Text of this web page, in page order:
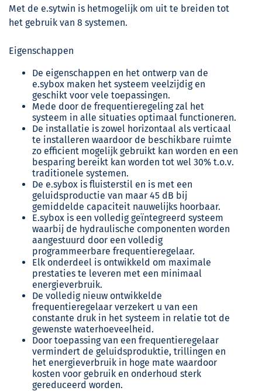
Met de e.sytwin is hetmogelijk om uit te breiden tot
het gebruik van 8 systemen.
Eigenschappen
De eigenschappen en het ontwerp van de
e.sybox maken het systeem veelzijdig en
geschikt voor vele toepassingen.
Mede door de frequentieregeling zal het
systeem in alle situaties optimaal functioneren.
De installatie is zowel horizontaal als verticaal
te installeren waardoor de beschikbare ruimte
zo efficient mogelijk gebruikt kan worden en een
besparing bereikt kan worden tot wel 30% t.o.v.
traditionele systemen.
De e.sybox is fluisterstil en is met een
geluidsproductie van maar 45 dB bij
gemiddelde capaciteit nauwelijks hoorbaar.
E.sybox is een volledig geïntegreerd systeem
waarbij de hydraulische componenten worden
aangestuurd door een volledig
programmeerbare frequentieregelaar.
Elk onderdeel is ontwikkeld om maximale
prestaties te leveren met een minimaal
energieverbruik.
De volledig nieuw ontwikkelde
frequentieregelaar verzekert u van een
constante druk in het systeem in relatie tot de
gewenste waterhoeveelheid.
Door toepassing van een frequentieregelaar
vermindert de geluidsproduktie, trillingen en
het energieverbruik in hoge mate waardoor
kosten voor gebruik en onderhoud sterk
gereduceerd worden.